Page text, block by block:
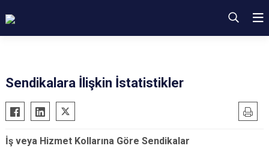
Sendikalara İlişkin İstatistikler
İş veya Hizmet Kollarına Göre Sendikalar